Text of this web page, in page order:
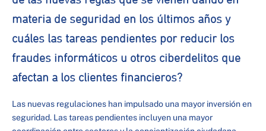
materia de seguridad en los últimos años y
cuáles las tareas pendientes por reducir los
fraudes informáticos u otros ciberdelitos que
afectan a los clientes financieros?
Las nuevas regulaciones han impulsado una mayor inversión en
seguridad. Las tareas pendientes incluyen una mayor